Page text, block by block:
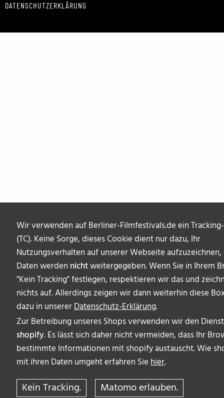
Wir verwenden auf Berliner-Filmfestivals.de ein
(TC). Keine Sorge, dieses Cookie dient nur dazu, Ihr
Nutzungsverhalten auf unserer Webseite
Daten werden nichtweitergegeben. Wenn Sie in Ihrem
"Kein Tracking" festlegen, respektieren wir das und
nichts auf. Allerdings zeigen wir dann weiterhin diese
dazu in unsererDatenschutz-Erklärung.
Zur Betreibung unseres Shops verwenden wir den
shopify. Es lässt sich daher nicht vermeiden, dass Ihr
bestimmte Informationen mit shopify austauscht. Wie
mit ihren Daten umgeht erfahren Siehier.
Kein Tracking. Matomo erlauben.
DATENSCHUTZERKLÄRUNG